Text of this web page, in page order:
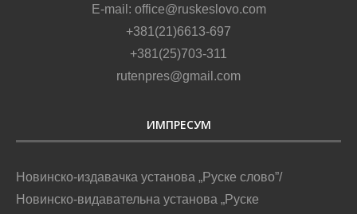
E-mail: office@ruskeslovo.com
+381(21)6613-697
+381(25)703-311
rutenpres@gmail.com
ИМПРЕСУМ
Новинско-издавачка установа „Руске слово”/
Новинско-видавательна установа „Руске